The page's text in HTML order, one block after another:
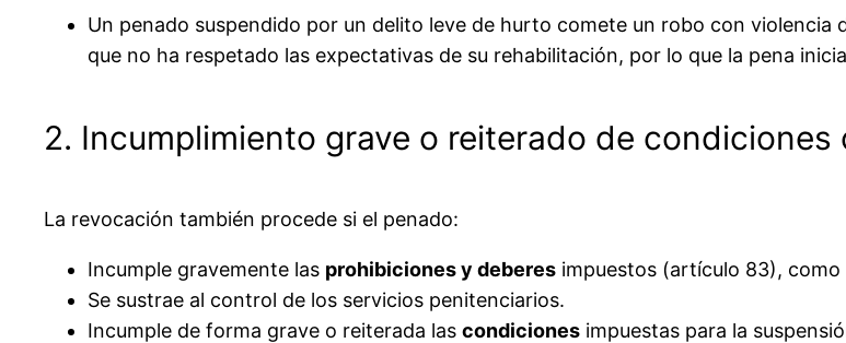
Un penado suspendido por un delito leve de hurto comete un robo con
que no ha respetado las expectativas de su rehabilitación, por lo que la pena
2. Incumplimiento grave o reiterado de condiciones
La revocación también procede si el penado:
Incumple gravemente las prohibiciones y deberes impuestos (artículo 83),
Se sustrae al control de los servicios penitenciarios.
Incumple de forma grave o reiterada las condiciones impuestas para la